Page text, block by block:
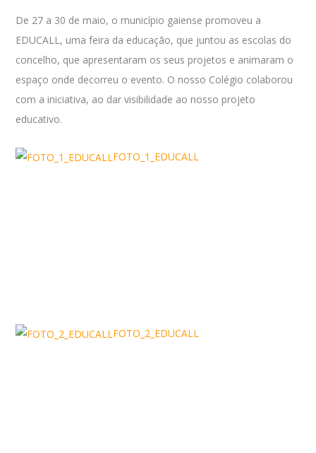
De 27 a 30 de maio, o município gaiense promoveu a
EDUCALL, uma feira da educação, que juntou as escolas do
concelho, que apresentaram os seus projetos e animaram o
espaço onde decorreu o evento. O nosso Colégio colaborou
com a iniciativa, ao dar visibilidade ao nosso projeto
educativo.
FOTO_1_EDUCALL
FOTO_2_EDUCALL